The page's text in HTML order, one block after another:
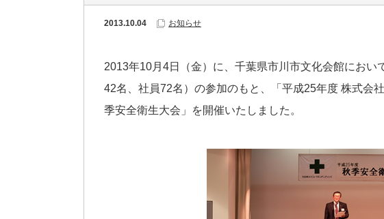
2013.10.04 お知らせ
2013年10月4日（金）に、千葉県市川市文化会館におい
42名、社員72名）の参加のもと、「平成25年度 株式会
季安全衛生大会」を開催いたしました。